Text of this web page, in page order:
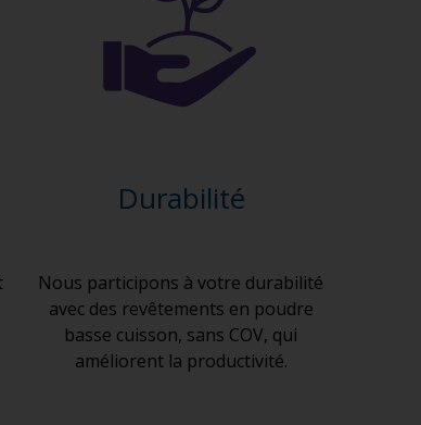
Durabilité
Nous participons à votre durabilité
avec des revêtements en poudre
basse cuisson, sans COV, qui
améliorent la productivité.